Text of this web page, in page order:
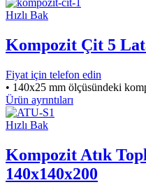
Hızlı Bak
Kompozit Çit 5
Fiyat için telefon edin
• 140x25 mm ölçüsündeki
Ürün ayrıntıları
Hızlı Bak
Kompozit Atık
140x140x200